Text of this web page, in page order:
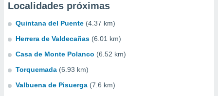
Localidades próximas
Quintana del Puente (4.37 km)
Herrera de Valdecañas (6.01 km)
Casa de Monte Polanco (6.52 km)
Torquemada (6.93 km)
Valbuena de Pisuerga (7.6 km)